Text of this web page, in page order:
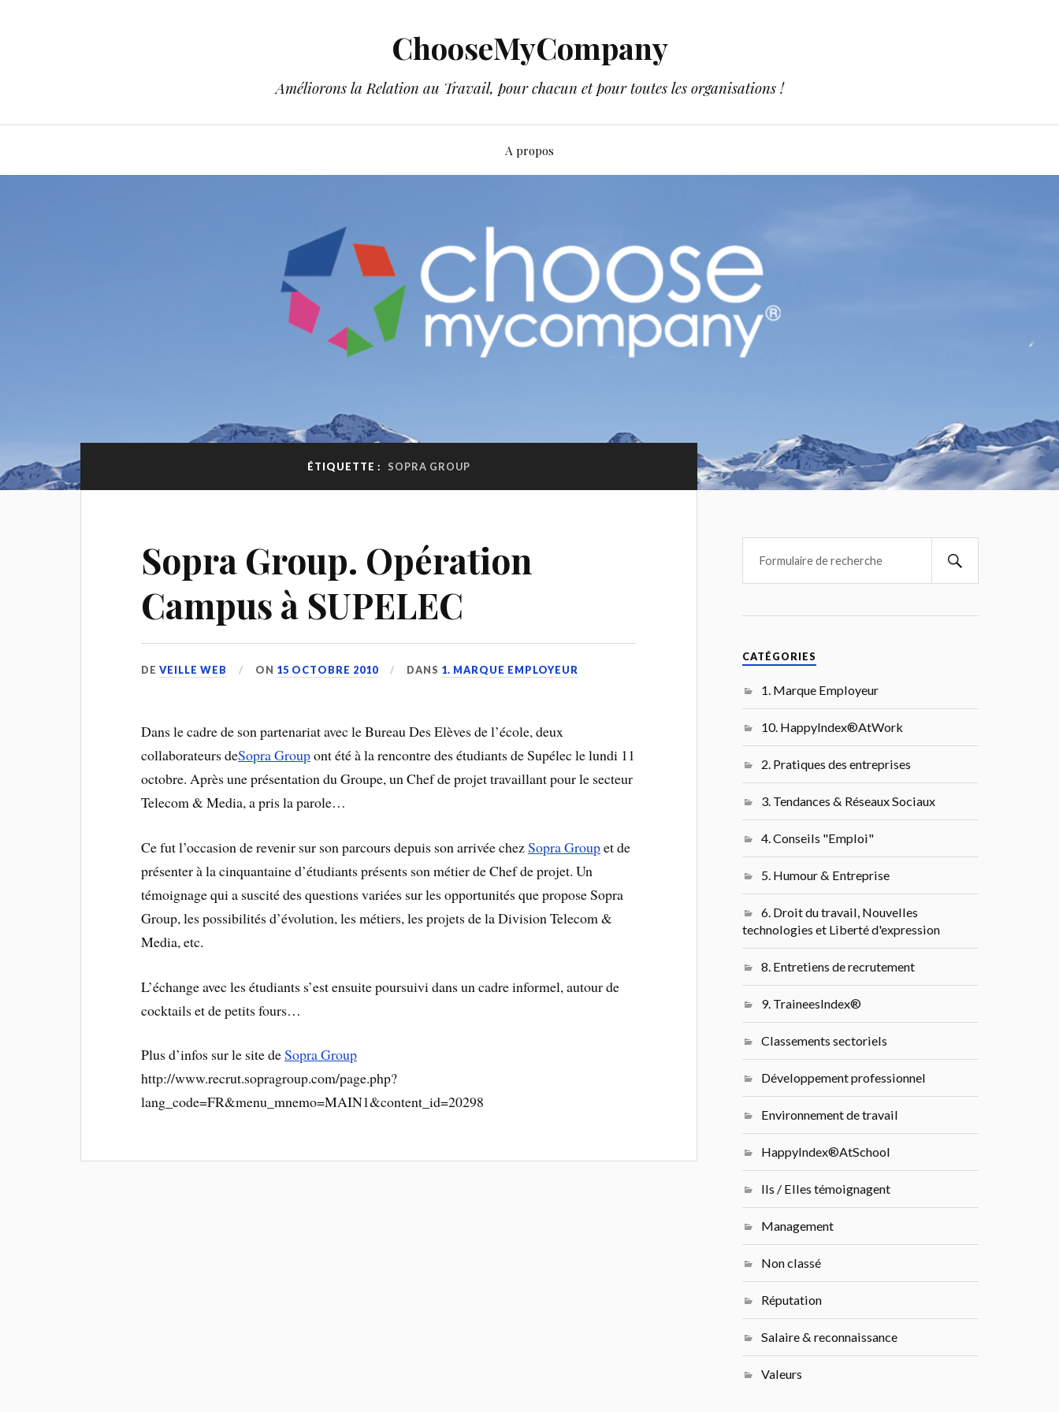
ChooseMyCompany
Améliorons la Relation au Travail, pour chacun et pour toutes les organisations !
A propos
ÉTIQUETTE : SOPRA GROUP
Sopra Group. Opération
Campus à SUPELEC
DEVEILLE WEB ON 15 OCTOBRE 2010 DANS 1. MARQUE EMPLOYEUR
Dans le cadre de son partenariat avec le Bureau Des Elèves de l’école, deux
collaborateurs deSopra Groupont été à la rencontre des étudiants de Supélec le lundi 11
octobre. Après une présentation du Groupe, un Chef de projet travaillant pour le secteur
Telecom & Media, a pris la parole…
Ce fut l’occasion de revenir sur son parcours depuis son arrivée chezSopra Groupet de
présenter à la cinquantaine d’étudiants présents son métier de Chef de projet. Un
témoignage qui a suscité des questions variées sur les opportunités que propose Sopra
Group, les possibilités d’évolution, les métiers, les projets de la Division Telecom &
Media, etc.
L’échange avec les étudiants s’est ensuite poursuivi dans un cadre informel, autour de
cocktails et de petits fours…
Plus d’infos sur le site deSopra Group
http://www.recrut.sopragroup.com/page.php?
lang_code=FR&menu_mnemo=MAIN1&content_id=20298
CATÉGORIES
1. Marque Employeur
10. HappyIndex®AtWork
2. Pratiques des entreprises
3. Tendances & Réseaux Sociaux
4. Conseils "Emploi"
5. Humour & Entreprise
6. Droit du travail, Nouvelles
technologies et Liberté d'expression
8. Entretiens de recrutement
9. TraineesIndex®
Classements sectoriels
Développement professionnel
Environnement de travail
HappyIndex®AtSchool
Ils / Elles témoignagent
Management
Non classé
Réputation
Salaire & reconnaissance
Valeurs